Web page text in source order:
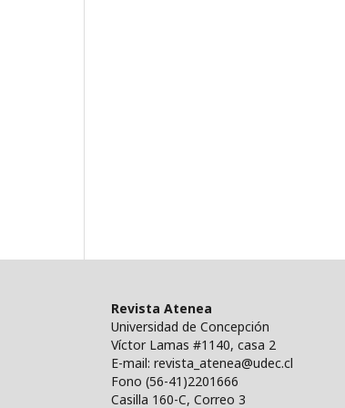
Revista Atenea
Universidad de Concepción
Víctor Lamas #1140, casa 2
E-mail: revista_atenea@udec.cl
Fono (56-41)2201666
Casilla 160-C, Correo 3